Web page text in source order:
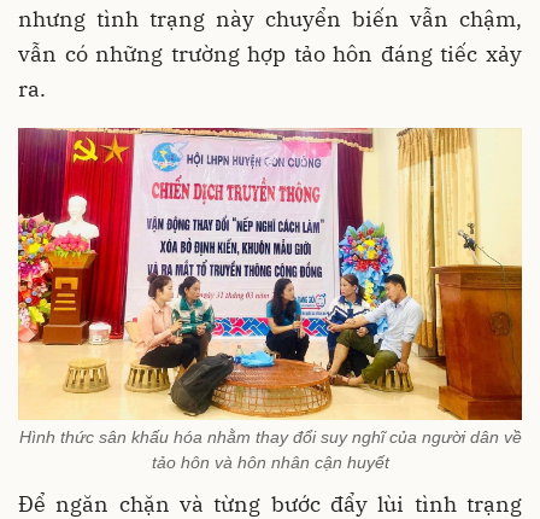
nhưng tình trạng này chuyển biến vẫn chậm,
vẫn có những trường hợp tảo hôn đáng tiếc xảy
ra.
Hình thức sân khấu hóa nhằm thay đổi suy nghĩ của người dân về
tảo hôn và hôn nhân cận huyết
Để ngăn chặn và từng bước đẩy lùi tình trạng